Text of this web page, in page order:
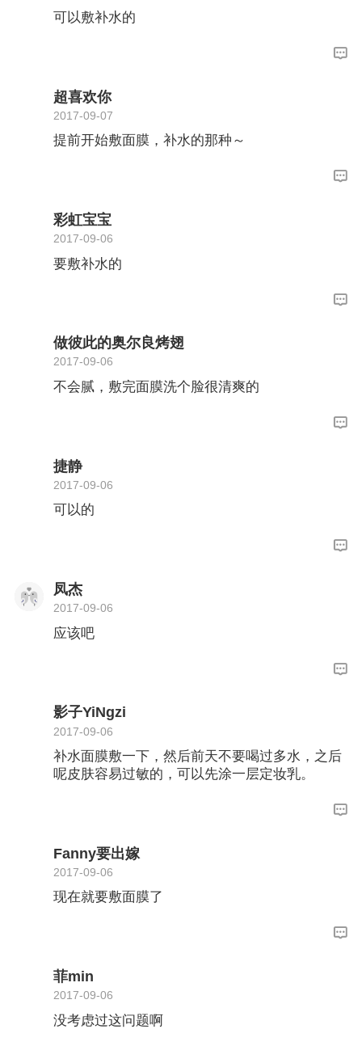
可以敷补水的
超喜欢你
2017-09-07
提前开始敷面膜，补水的那种～
彩虹宝宝
2017-09-06
要敷补水的
做彼此的奥尔良烤翅
2017-09-06
不会腻，敷完面膜洗个脸很清爽的
捷静
2017-09-06
可以的
凤杰
2017-09-06
应该吧
影子YiNgzi
2017-09-06
补水面膜敷一下，然后前天不要喝过多水，之后
呢皮肤容易过敏的，可以先涂一层定妆乳。
Fanny要出嫁
2017-09-06
现在就要敷面膜了
菲min
2017-09-06
没考虑过这问题啊